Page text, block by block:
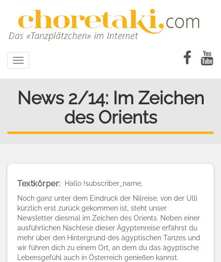
Toggle
navigation
News 2/14: Im Zeichen
des Orients
Textkörper
Hallo !subscriber_name,
Noch ganz unter dem Eindruck der Nilreise, von der Ulli
kürzlich erst zurück gekommen ist, steht unser
Newsletter diesmal im Zeichen des Orients. Neben einer
ausführlichen Nachlese dieser Ägyptenreise erfährst du
mehr über den Hintergrund des ägyptischen Tanzes und
wir führen dich zu einem Ort, an dem du das ägyptische
Lebensgefühl auch in Österreich genießen kannst.